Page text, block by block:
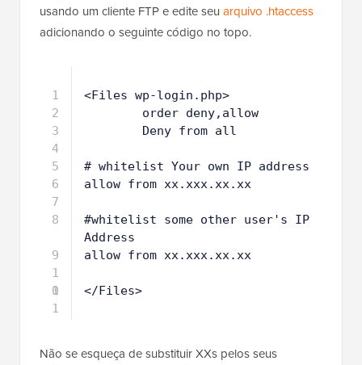
usando um cliente FTP e edite seu arquivo .htaccess
adicionando o seguinte código no topo.
1
2
3
4
5
6
7
8
9
1
0
1
1
<Files wp-login.php>
order deny,allow
Deny from all
# whitelist Your own IP address
allow from xx.xxx.xx.xx
#whitelist some other user's IP
Address
allow from xx.xxx.xx.xx
</Files>
Não se esqueça de substituir XXs pelos seus